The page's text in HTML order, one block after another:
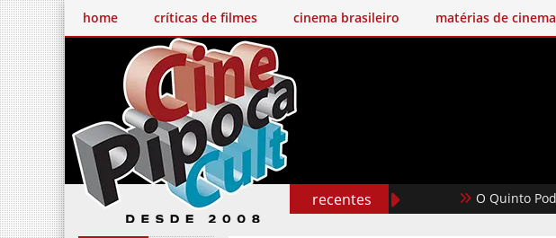
home críticas de filmes cinema brasileiro matérias de cinema
recentes O Quinto Poder